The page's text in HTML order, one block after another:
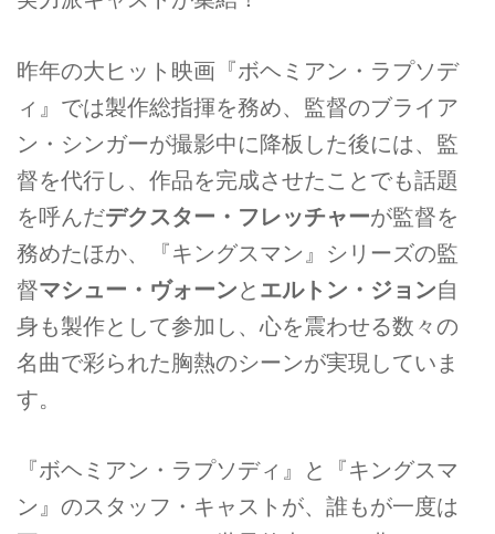
昨年の大ヒット映画『ボヘミアン・ラプソデ
ィ』では製作総指揮を務め、監督のブライア
ン・シンガーが撮影中に降板した後には、監
督を代行し、作品を完成させたことでも話題
を呼んだデクスター・フレッチャーが監督を
務めたほか、『キングスマン』シリーズの監
督マシュー・ヴォーンと エルトン・ジョン自
身も製作として参加し、心を震わせる数々の
名曲で彩られた胸熱のシーンが実現していま
す。
『ボヘミアン・ラプソディ』と『キングスマ
ン』のスタッフ・キャストが、誰もが一度は